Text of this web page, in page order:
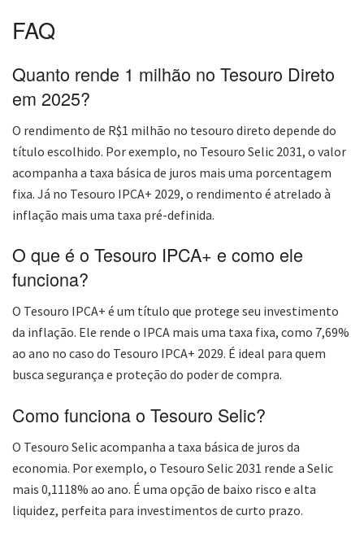
FAQ
Quanto rende 1 milhão no Tesouro Direto
em 2025?
O rendimento de R$1 milhão no tesouro direto depende do
título escolhido. Por exemplo, no Tesouro Selic 2031, o valor
acompanha a taxa básica de juros mais uma porcentagem
fixa. Já no Tesouro IPCA+ 2029, o rendimento é atrelado à
inflação mais uma taxa pré-definida.
O que é o Tesouro IPCA+ e como ele
funciona?
O Tesouro IPCA+ é um título que protege seu investimento
da inflação. Ele rende o IPCA mais uma taxa fixa, como 7,69%
ao ano no caso do Tesouro IPCA+ 2029. É ideal para quem
busca segurança e proteção do poder de compra.
Como funciona o Tesouro Selic?
O Tesouro Selic acompanha a taxa básica de juros da
economia. Por exemplo, o Tesouro Selic 2031 rende a Selic
mais 0,1118% ao ano. É uma opção de baixo risco e alta
liquidez, perfeita para investimentos de curto prazo.